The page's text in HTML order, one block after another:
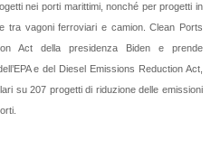
nei porti marittimi, nonché per progetti in
tra vagoni ferroviari e camion. Clean Ports
Act della presidenza Biden e prende
e del Diesel Emissions Reduction Act,
su 207 progetti di riduzione delle emissioni